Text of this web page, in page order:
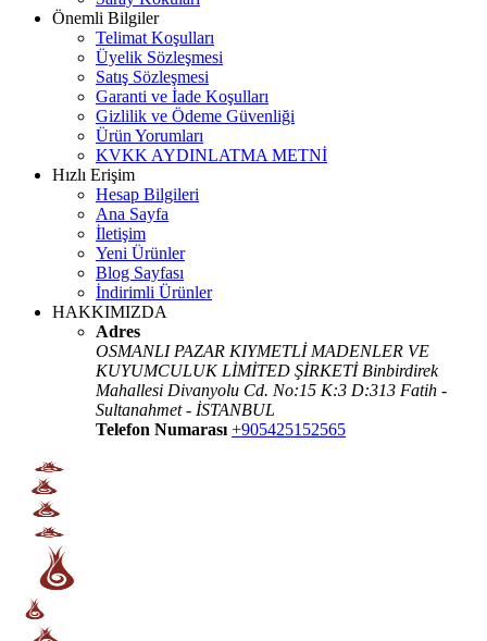
Önemli Bilgiler
Telimat Koşulları
Üyelik Sözleşmesi
Satış Sözleşmesi
Garanti ve İade Koşulları
Gizlilik ve Ödeme Güvenliği
Ürün Yorumları
KVKK AYDINLATMA METNİ
Hızlı Erişim
Hesap Bilgileri
Ana Sayfa
İletişim
Yeni Ürünler
Blog Sayfası
İndirimli Ürünler
HAKKIMIZDA
Adres
OSMANLI PAZAR KIYMETLİ MADENLER VE
KUYUMCULUK LİMİTED ŞİRKETİ Binbirdirek
Mahallesi Divanyolu Cd. No:15 K:3 D:313 Fatih -
Sultanahmet - İSTANBUL
Telefon Numarası +905425152565